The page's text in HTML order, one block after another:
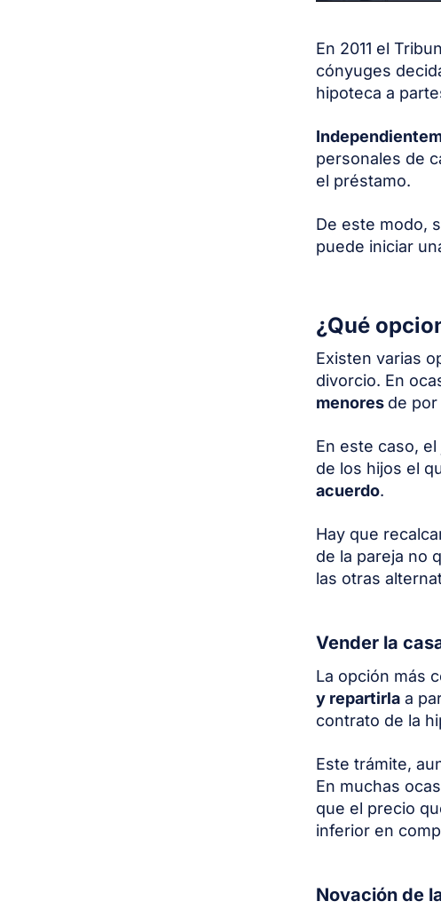
En 2011 el
cónyuges
hipoteca a
personales de
el préstamo.
De este modo,
puede iniciar
¿Qué
Existen varias
divorcio. En
menores de por
En este caso,
de los hijos el
acuerdo.
Hay que
de la pareja no
las otras
Vender la
La opción más
y repartirla a
contrato de la
Este trámite,
En muchas
que el precio
inferior en
Novación de